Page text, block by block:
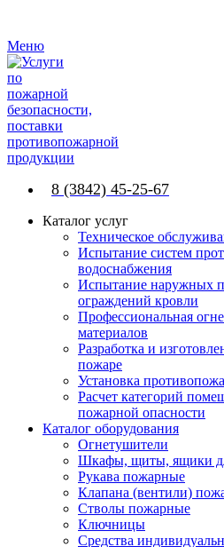
Меню
8 (3842) 45-25-67
Каталог услуг
Техническое
Испытание систем
водоснабжения
Испытание наружных
ограждений кровли
Профессиональная
материалов
Разработка и
пожаре
Установка
Расчет категорий
пожарной опасности
Каталог оборудования
Огнетушители
Шкафы, щиты, ящики
Рукава пожарные
Клапана (вентили)
Стволы пожарные
Ключницы
Средства